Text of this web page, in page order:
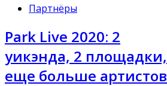
Партнёры
Park Live 2020: 2
уикэнда, 2 площадки,
еще больше артистов